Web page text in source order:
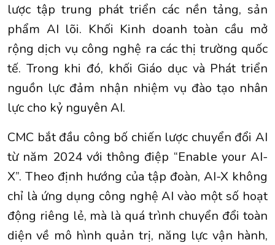
lược tập trung phát triển các nền tảng, sản
phẩm AI lõi. Khối Kinh doanh toàn cầu mở
rộng dịch vụ công nghệ ra các thị trường quốc
tế. Trong khi đó, khối Giáo dục và Phát triển
nguồn lực đảm nhận nhiệm vụ đào tạo nhân
lực cho kỷ nguyên AI.
CMC bắt đầu công bố chiến lược chuyển đổi AI
từ năm 2024 với thông điệp “Enable your AI-
X”. Theo định hướng của tập đoàn, AI-X không
chỉ là ứng dụng công nghệ AI vào một số hoạt
động riêng lẻ, mà là quá trình chuyển đổi toàn
diện về mô hình quản trị, năng lực vận hành,